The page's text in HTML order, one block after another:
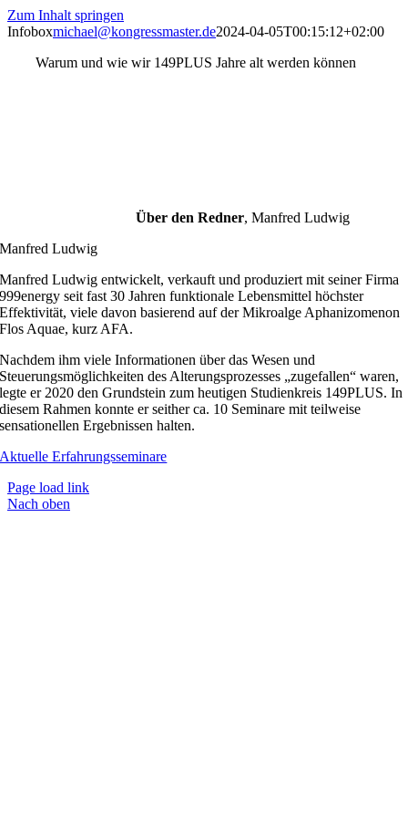
Zum Inhalt springen
Infoboxmichael@kongressmaster.de2024-04-05T00:15:12+02:00
Warum und wie wir 149PLUS Jahre alt werden können
Über den Redner,Manfred Ludwig
Manfred Ludwig
Manfred Ludwig entwickelt, verkauft und produziert mit seiner Firma
999energy seit fast 30 Jahren funktionale Lebensmittel höchster
Effektivität, viele davon basierend auf der Mikroalge Aphanizomenon
Flos Aquae, kurz AFA.
Nachdem ihm viele Informationen über das Wesen und
Steuerungsmöglichkeiten des Alterungsprozesses „zugefallen“ waren,
legte er 2020 den Grundstein zum heutigen Studienkreis 149PLUS. In
diesem Rahmen konnte er seither ca. 10 Seminare mit teilweise
sensationellen Ergebnissen halten.
Aktuelle Erfahrungsseminare
Page load link
Nach oben